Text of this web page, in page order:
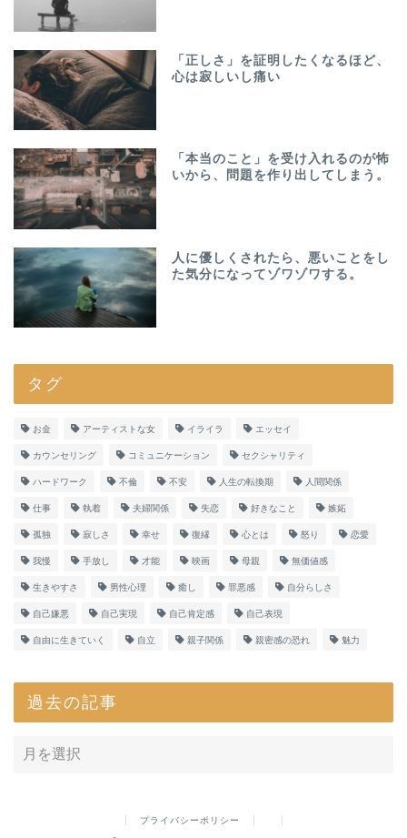
「正しさ」を証明したくなるほど、
心は寂しいし痛い
「本当のこと」を受け入れるのが怖
いから、問題を作り出してしまう。
人に優しくされたら、悪いことをし
た気分になってゾワゾワする。
タグ
お金 アーティストな女 イライラ エッセイ
カウンセリング コミュニケーション セクシャリティ
ハードワーク 不倫 不安 人生の転換期 人間関係
仕事 執着 夫婦関係 失恋 好きなこと 嫉妬
孤独 寂しさ 幸せ 復縁 心とは 怒り 恋愛
我慢 手放し 才能 映画 母親 無価値感
生きやすさ 男性心理 癒し 罪悪感 自分らしさ
自己嫌悪 自己実現 自己肯定感 自己表現
自由に生きていく 自立 親子関係 親密感の恐れ 魅力
過去の記事
プライバシーポリシー